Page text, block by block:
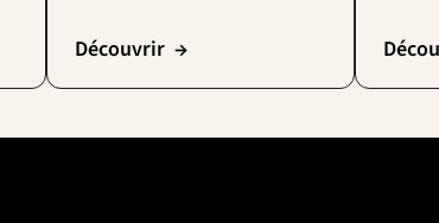
Découvrir  →